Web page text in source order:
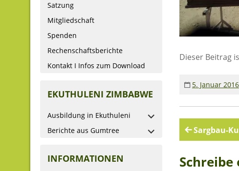
Satzung
Mitgliedschaft
Spenden
Rechenschaftsberichte
Kontakt I Infos zum Download
EKUTHULENI ZIMBABWE
Ausbildung in Ekuthuleni
Berichte aus Gumtree
INFORMATIONEN
Dieser Beitrag
5. Januar 2016
Sargbau-